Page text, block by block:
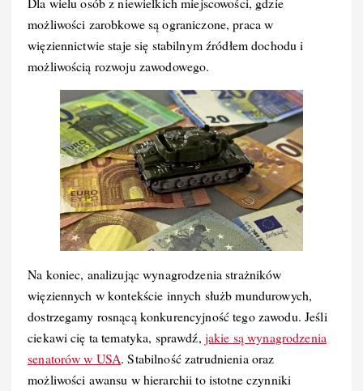
możliwości zarobkowe są ograniczone, praca w
więziennictwie staje się stabilnym źródłem dochodu i
możliwością rozwoju zawodowego.
Na koniec, analizując wynagrodzenia strażników
więziennych w kontekście innych służb mundurowych,
dostrzegamy rosnącą konkurencyjność tego zawodu. Jeśli
ciekawi cię ta tematyka, sprawdź, jakie są wynagrodzenia
senatorów w USA. Stabilność zatrudnienia oraz
możliwości awansu w hierarchii to istotne czynniki